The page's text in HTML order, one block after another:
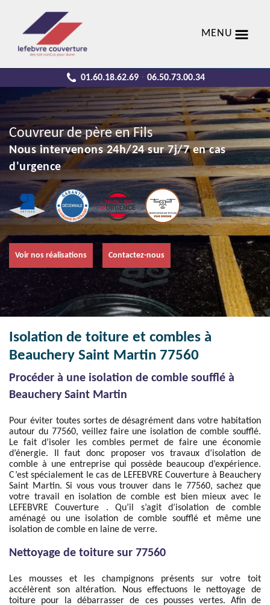
MENU
01.60.18.62.69 - 06.50.73.00.34
Couvreur de père en Fils
Nous intervenons 24h/24 sur 7j/7 en cas
d'urgence
Voir nos réalisations Contactez-nous
Isolation de toiture et combles à
Beauchery Saint Martin 77560
Procéder à une isolation de comble soufflé à
Beauchery Saint Martin
Pour éviter toutes sortes de désagrément dans votre habitation
autour du 77560, veillez faire une isolation de comble soufflé.
Le fait d’isoler les combles permet de faire une économie
d’énergie. Il faut donc proposer vos travaux d’isolation de
comble à une entreprise qui possède beaucoup d’expérience.
C’est spécialement le cas de LEFEBVRE Couverture à Beauchery
Saint Martin. Si vous vous trouver dans le 77560, sachez que
votre travail en isolation de comble est bien mieux avec le
LEFEBVRE Couverture . Qu’il s’agit d’isolation de comble
aménagé ou une isolation de comble soufflé et même une
isolation de comble en laine de verre.
Nettoyage de toiture sur 77560
Les mousses et les champignons présents sur votre toit
accélèrent son altération. Nous effectuons le nettoyage de
toiture pour la débarrasser de ces pousses vertes. Afin de